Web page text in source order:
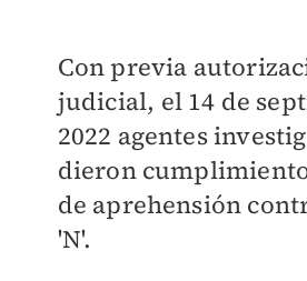
Con previa
judicial, el 14 de
2022 agentes
dieron
de aprehensión
'N'.